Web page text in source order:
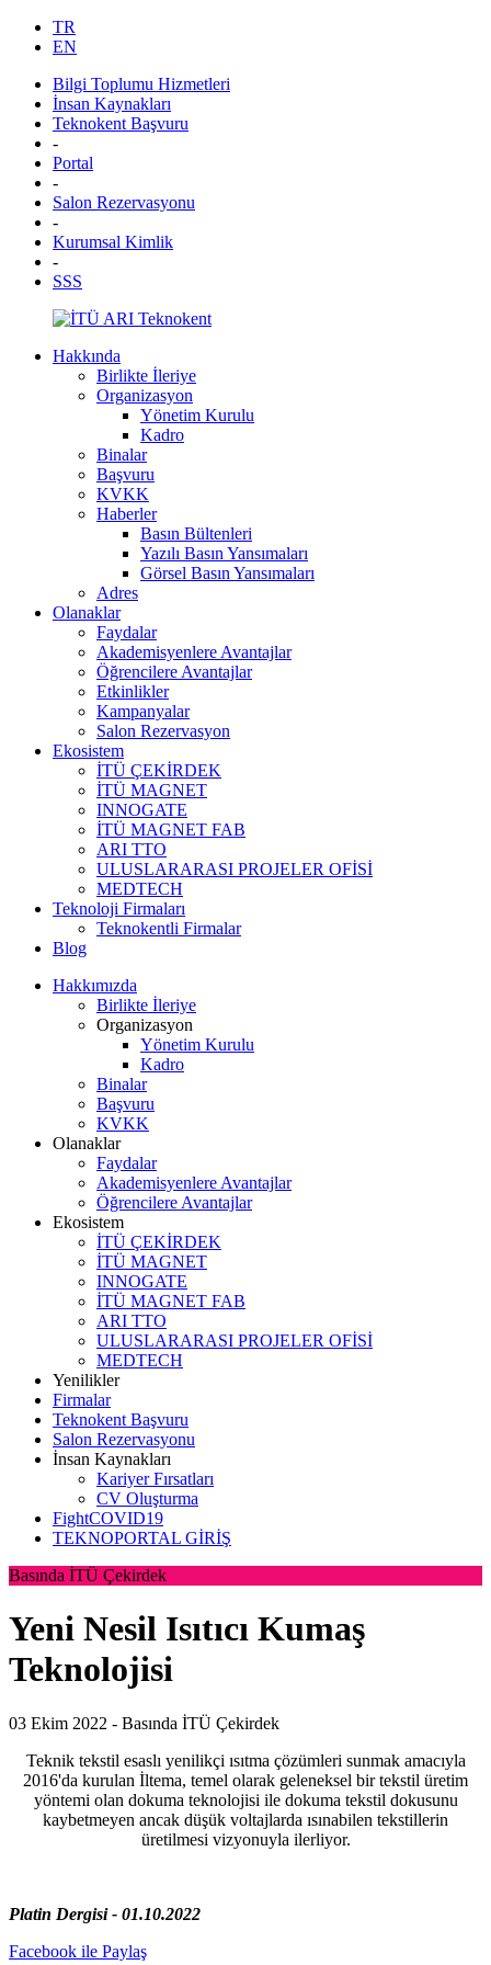
TR
EN
Bilgi Toplumu Hizmetleri
İnsan Kaynakları
Teknokent Başvuru
-
Portal
-
Salon Rezervasyonu
-
Kurumsal Kimlik
-
SSS
Hakkında
Birlikte İleriye
Organizasyon
Yönetim Kurulu
Kadro
Binalar
Başvuru
KVKK
Haberler
Basın Bültenleri
Yazılı Basın Yansımaları
Görsel Basın Yansımaları
Adres
Olanaklar
Faydalar
Akademisyenlere Avantajlar
Öğrencilere Avantajlar
Etkinlikler
Kampanyalar
Salon Rezervasyon
Ekosistem
İTÜ ÇEKİRDEK
İTÜ MAGNET
INNOGATE
İTÜ MAGNET FAB
ARI TTO
ULUSLARARASI PROJELER OFİSİ
MEDTECH
Teknoloji Firmaları
Teknokentli Firmalar
Blog
Hakkımızda
Birlikte İleriye
Organizasyon
Yönetim Kurulu
Kadro
Binalar
Başvuru
KVKK
Olanaklar
Faydalar
Akademisyenlere Avantajlar
Öğrencilere Avantajlar
Ekosistem
İTÜ ÇEKİRDEK
İTÜ MAGNET
INNOGATE
İTÜ MAGNET FAB
ARI TTO
ULUSLARARASI PROJELER OFİSİ
MEDTECH
Yenilikler
Firmalar
Teknokent Başvuru
Salon Rezervasyonu
İnsan Kaynakları
Kariyer Fırsatları
CV Oluşturma
FightCOVID19
TEKNOPORTAL GİRİŞ
Basında İTÜ Çekirdek
Yeni Nesil Isıtıcı Kumaş
Teknolojisi
03 Ekim 2022 - Basında İTÜ Çekirdek
Teknik tekstil esaslı yenilikçi ısıtma çözümleri sunmak amacıyla
2016'da kurulan İltema, temel olarak geleneksel bir tekstil üretim
yöntemi olan dokuma teknolojisi ile dokuma tekstil dokusunu
kaybetmeyen ancak düşük voltajlarda ısınabilen tekstillerin
üretilmesi vizyonuyla ilerliyor.
Platin Dergisi - 01.10.2022
Facebook ile Paylaş